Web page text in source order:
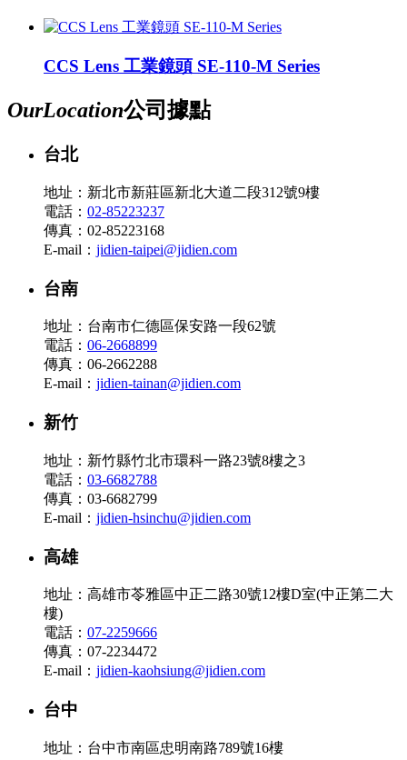
CCS Lens 工業鏡頭 SE-110-M Series
OurLocation公司據點
台北
地址：新北市新莊區新北大道二段312號9樓
電話： 02-85223237
傳真：02-85223168
E-mail： jidien-taipei@jidien.com
台南
地址：台南市仁德區保安路一段62號
電話： 06-2668899
傳真：06-2662288
E-mail： jidien-tainan@jidien.com
新竹
地址：新竹縣竹北市環科一路23號8樓之3
電話： 03-6682788
傳真：03-6682799
E-mail： jidien-hsinchu@jidien.com
高雄
地址：高雄市苓雅區中正二路30號12樓D室(中正第二大
樓)
電話： 07-2259666
傳真：07-2234472
E-mail： jidien-kaohsiung@jidien.com
台中
地址：台中市南區忠明南路789號16樓